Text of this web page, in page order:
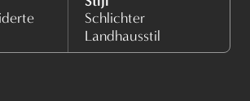
Schlichter
Landhausstil